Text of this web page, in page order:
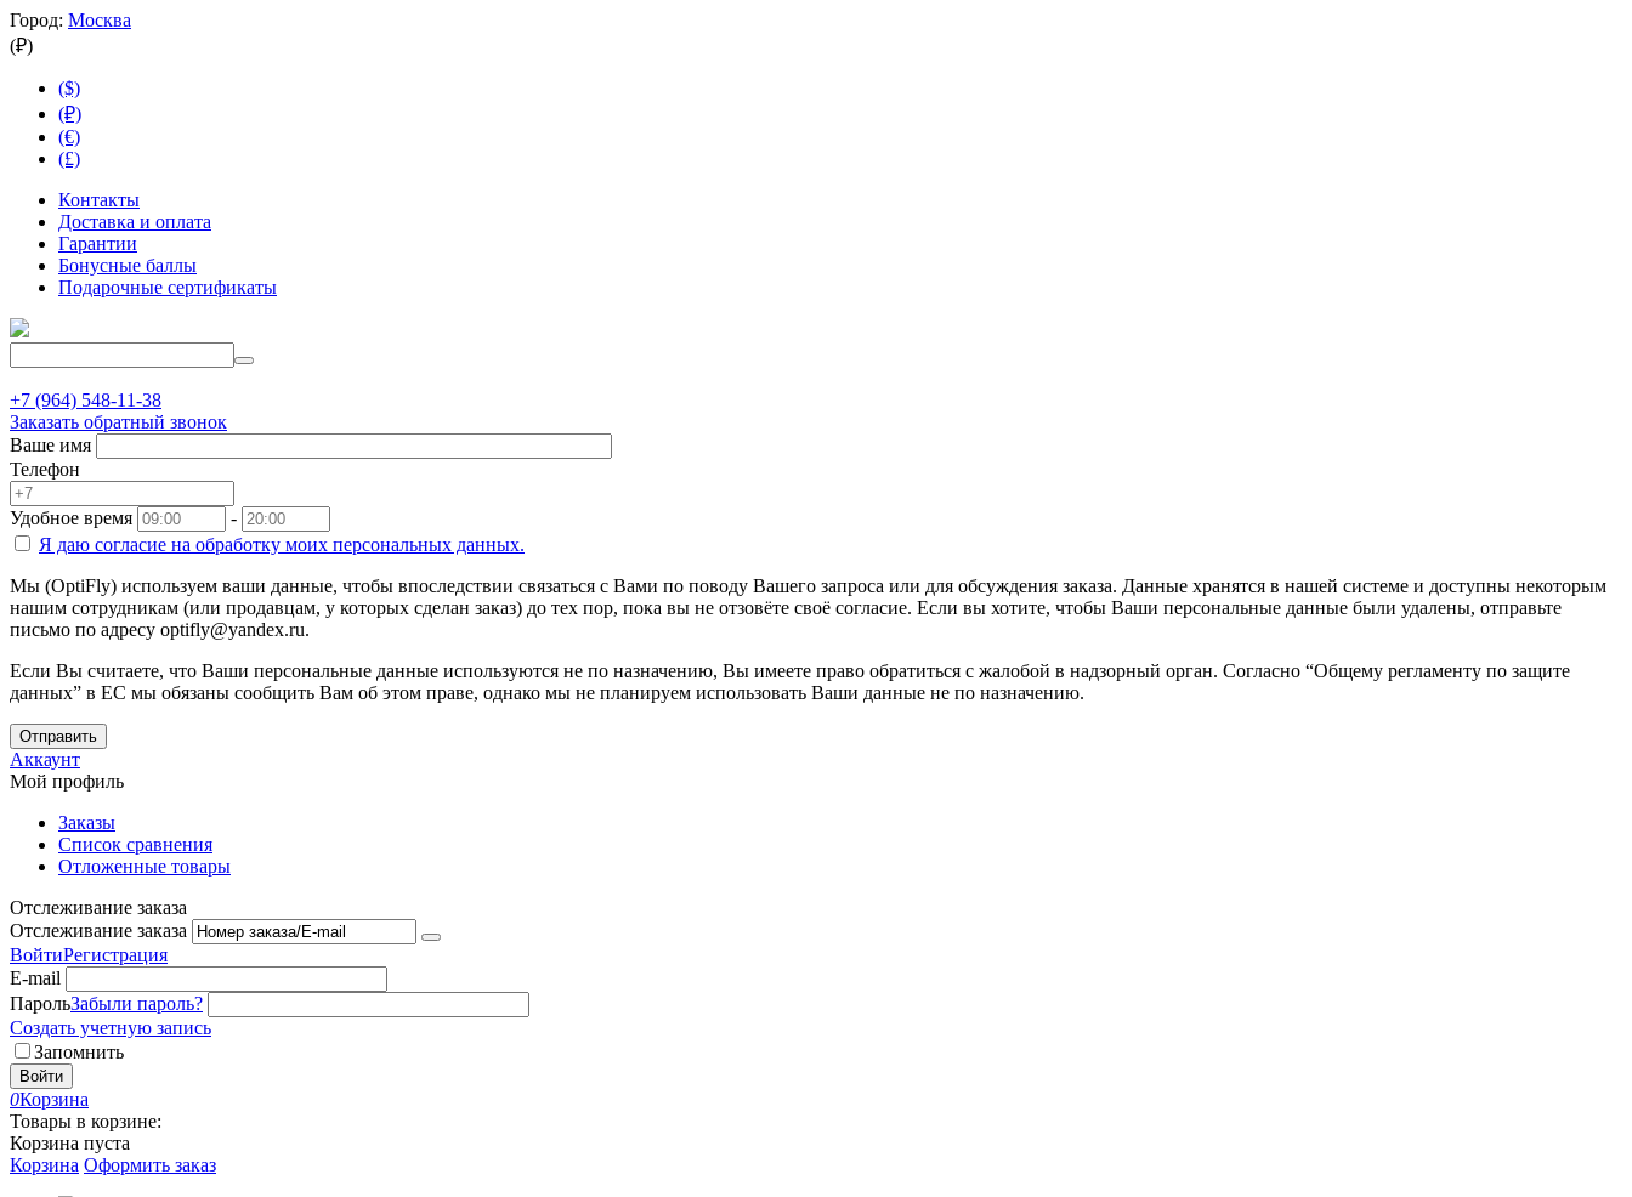
Город: Москва
(₽)
($)
(₽)
(€)
(£)
Контакты
Доставка и оплата
Гарантии
Бонусные баллы
Подарочные сертификаты
+7 (964) 548-11-38
Заказать обратный звонок
Ваше имя
Телефон
Удобное время
-
Я даю согласие на обработку моих персональных данных.
Мы (OptiFly) используем ваши данные, чтобы впоследствии связаться с Вами по поводу Вашего запроса или для обсуждения заказа. Данные хранятся в нашей системе и доступны некоторым
нашим сотрудникам (или продавцам, у которых сделан заказ) до тех пор, пока вы не отзовёте своё согласие. Если вы хотите, чтобы Ваши персональные данные были удалены, отправьте
письмо по адресу optifly@yandex.ru.
Если Вы считаете, что Ваши персональные данные используются не по назначению, Вы имеете право обратиться с жалобой в надзорный орган. Согласно “Общему регламенту по защите
данных” в ЕС мы обязаны сообщить Вам об этом праве, однако мы не планируем использовать Ваши данные не по назначению.
Отправить
Аккаунт
Мой профиль
Заказы
Список сравнения
Отложенные товары
Отслеживание заказа
Отслеживание заказа
ВойтиРегистрация
E-mail
ПарольЗабыли пароль?
Создать учетную запись
Запомнить
Войти
0Корзина
Товары в корзине:
Корзина пуста
Корзина Оформить заказ